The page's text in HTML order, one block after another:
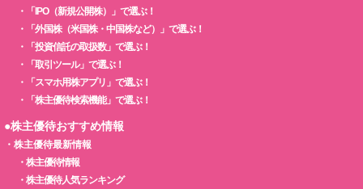
・
「IPO（新規公開株）」で選ぶ！
・
「外国株（米国株・中国株など）」で選ぶ！
・
「投資信託の取扱数」で選ぶ！
・
「取引ツール」で選ぶ！
・
「スマホ用株アプリ」で選ぶ！
・
「株主優待検索機能」で選ぶ！
●株主優待おすすめ情報
・ 株主優待最新情報
・ 株主優待情報
・ 株主優待人気ランキング